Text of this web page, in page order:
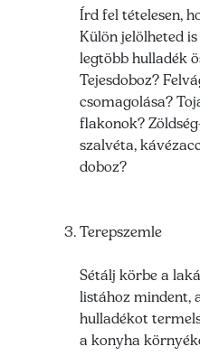
Írd fel tételesen,
Külön jelölheted
legtöbb hulladék
Tejesdoboz?
csomagolása?
flakonok?
szalvéta,
doboz?
Terepszemle
Sétálj körbe a
listához mindent,
hulladékot
a konyha